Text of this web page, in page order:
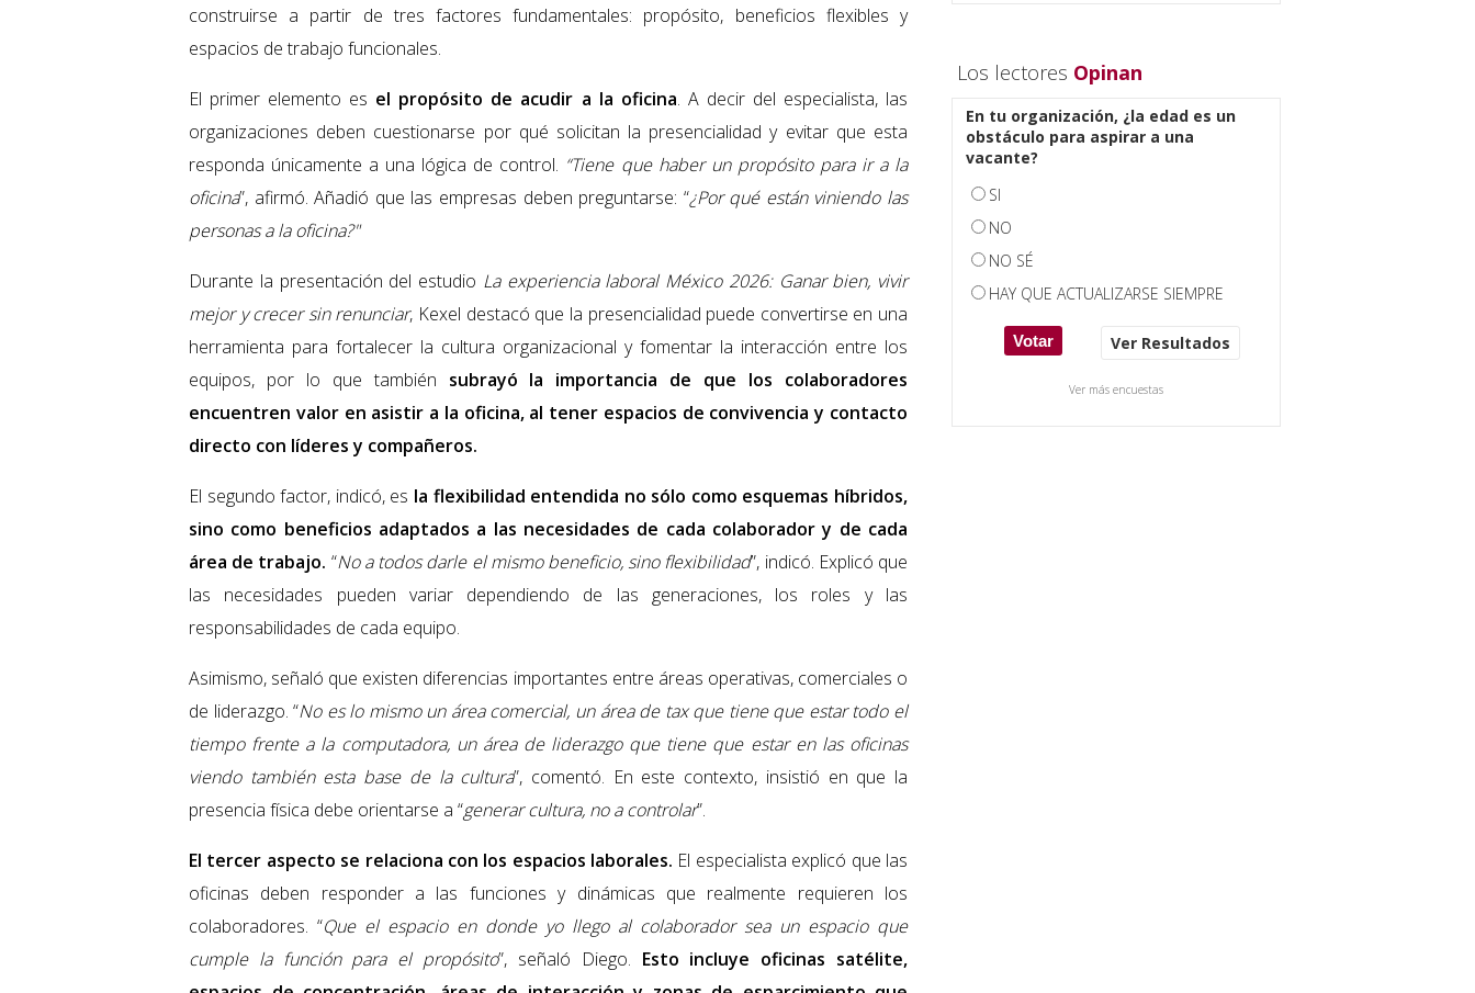
construirse a partir de tres factores fundamentales: propósito, beneficios flexibles y
espacios de trabajo funcionales.
El primer elemento es el propósito de acudir a la oficina. A decir del especialista, las
organizaciones deben cuestionarse por qué solicitan la presencialidad y evitar que esta
responda únicamente a una lógica de control. “Tiene que haber un propósito para ir a la
oficina”, afirmó. Añadió que las empresas deben preguntarse: “¿Por qué están viniendo las
personas a la oficina?"
Durante la presentación del estudio La experiencia laboral México 2026: Ganar bien, vivir
mejor y crecer sin renunciar, Kexel destacó que la presencialidad puede convertirse en una
herramienta para fortalecer la cultura organizacional y fomentar la interacción entre los
equipos, por lo que también subrayó la importancia de que los colaboradores
encuentren valor en asistir a la oficina, al tener espacios de convivencia y contacto
directo con líderes y compañeros.
El segundo factor, indicó, es la flexibilidad entendida no sólo como esquemas híbridos,
sino como beneficios adaptados a las necesidades de cada colaborador y de cada
área de trabajo. “No a todos darle el mismo beneficio, sino flexibilidad”, indicó. Explicó que
las necesidades pueden variar dependiendo de las generaciones, los roles y las
responsabilidades de cada equipo.
Asimismo, señaló que existen diferencias importantes entre áreas operativas, comerciales o
de liderazgo. “No es lo mismo un área comercial, un área de tax que tiene que estar todo el
tiempo frente a la computadora, un área de liderazgo que tiene que estar en las oficinas
viendo también esta base de la cultura”, comentó. En este contexto, insistió en que la
presencia física debe orientarse a “generar cultura, no a controlar”.
El tercer aspecto se relaciona con los espacios laborales. El especialista explicó que las
oficinas deben responder a las funciones y dinámicas que realmente requieren los
colaboradores. “Que el espacio en donde yo llego al colaborador sea un espacio que
cumple la función para el propósito”, señaló Diego. Esto incluye oficinas satélite,
Los lectores Opinan
En tu organización, ¿la edad es un
obstáculo para aspirar a una
vacante?
SI
NO
NO SÉ
HAY QUE ACTUALIZARSE SIEMPRE
Ver Resultados
Ver más encuestas